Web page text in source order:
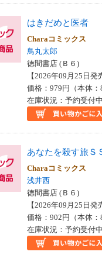
はきだめと医者
Charaコミックス
鳥丸太郎
徳間書店 (Ｂ６)
【2026年09月25日
価格：979円（本体
在庫状況：予約受付
あなたを殺す旅Ｓ
Charaコミックス
浅井西
徳間書店 (Ｂ６)
【2026年09月25日
価格：902円（本体
在庫状況：予約受付